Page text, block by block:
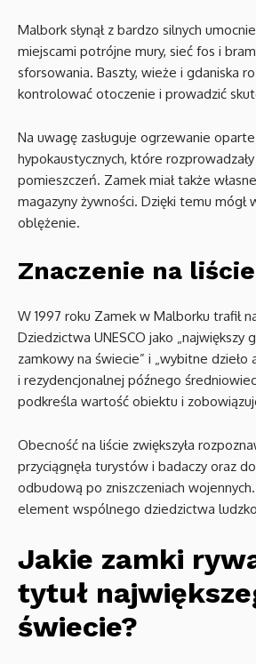
Malbork słynął z bardzo silnych
miejscami potrójne mury, sieć fos i
sforsowania. Baszty, wieże i gdaniska
kontrolować otoczenie i prowadzić
Na uwagę zasługuje ogrzewanie
hypokaustycznych, które
pomieszczeń. Zamek miał także
magazyny żywności. Dzięki temu mógł
oblężenie.
Znaczenie na liście
W 1997 roku Zamek w Malborku trafił
Dziedzictwa UNESCO jako „największy
zamkowy na świecie” i „wybitne
i rezydencjonalnej późnego
podkreśla wartość obiektu i
Obecność na liście zwiększyła
przyciągnęła turystów i badaczy oraz
odbudową po zniszczeniach
element wspólnego dziedzictwa
Jakie zamki
tytuł
świecie?